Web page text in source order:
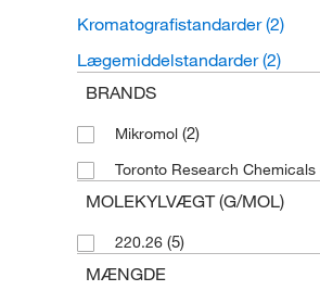
Kromatografistandarder(2)
Lægemiddelstandarder(2)
BRANDS
Mikromol (2)
Toronto Research Chemicals
MOLEKYLVÆGT (G/MOL)
220.26 (5)
MÆNGDE